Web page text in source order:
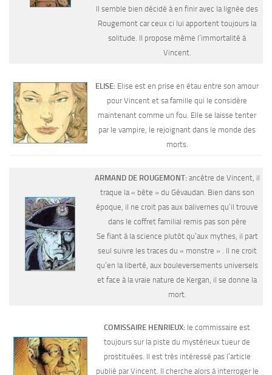
Il semble bien décidé à en finir avec la lignée des
Rougemont car ceux ci lui apportent toujours la
solitude. Il propose même l’immortalité à
Vincent.
ELISE: Elise est en prise en étau entre son amour
pour Vincent et sa famille qui le considère
maintenant comme un fou. Elle se laisse tenter
par le vampire, le rejoignant dans le monde des
morts.
ARMAND DE ROUGEMONT:ancêtre de Vincent, il
traque la « bête » du Gévaudan. Bien dans son
époque, il ne croit pas aux balivernes qu’il trouve
dans le coffret familial remis pas son père
Se fiant à la science plutôt qu’aux mythes, il part
seul suivre les traces du « monstre » . Il ne croit
qu’en la liberté, aux bouleversements universels
et face à la vraie nature de Kergan, il se donne la
mort.
COMISSAIRE HENRIEUX: le commissaire est
toujours sur la piste du mystérieux tueur de
prostituées. Il est très intéressé pas l’article
publié par Vincent. Il cherche alors à interroger le